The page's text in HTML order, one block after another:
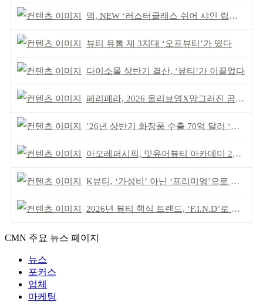
맥, NEW ‘러스터글래스 쉬어 샤인 립스틱’ 출시
뷰티 유통 제 3지대 ‘오프뷰티’가 떴다
다이소몰 상반기 결산, ‘뷰티’가 이끌었다
페리페라, 2026 올리브영X망그러진 곰 콜라보
’26년 상반기 화장품 수출 70억 달러 ‘역대 최고’
아모레퍼시픽, 밋유어뷰티 아카데미 2기 발대식
K뷰티, ‘가성비’ 아닌 ‘프리미엄’으로 승부걸어야
2026년 뷰티 핵심 트렌드, ‘F.I.N.D’로 읽는다
CMN 주요 뉴스 페이지
뉴스
포커스
업체
마케팅